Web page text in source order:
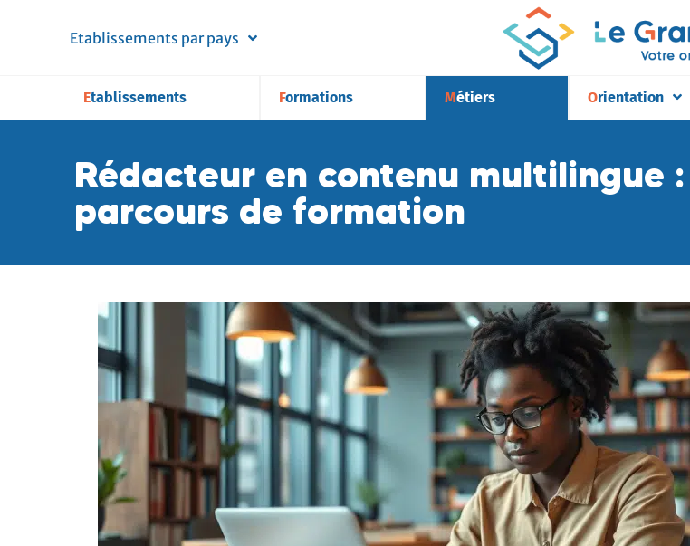
Etablissements par pays
Etablissements Formations Métiers Orientation
Rédacteur en contenu multilingue
parcours de formation